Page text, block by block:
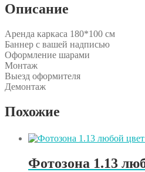
Описание
Аренда каркаса 180*100 см
Баннер с вашей надписью
Оформление шарами
Монтаж
Выезд оформителя
Демонтаж
Похожие
Фотозона 1.13